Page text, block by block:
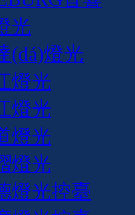
光
(dá)燈光
燈光
燈光
燈光
燈光
燈光控臺